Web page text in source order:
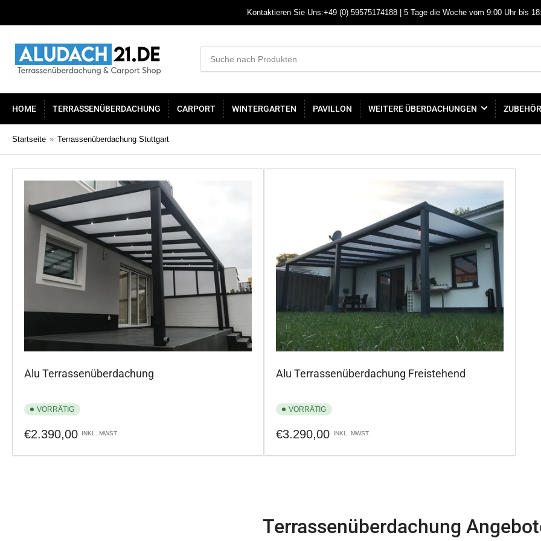
Kontaktieren Sie Uns:+49 (0) 59575174188 | 5 Tage die Woche vom 9:00 Uhr bis
nach
Produkten
HOME TERRASSENÜBERDACHUNG CARPORT WINTERGARTEN PAVILLON WEITERE ÜBERDACHUNGEN ZUBEHÖR
Startseite » Terrassenüberdachung Stuttgart
Alu Terrassenüberdachung
VORRÄTIG
Normaler
€2.390,00 INKL. MWST.
Alu Terrassenüberdachung Freistehend
VORRÄTIG
Normaler
€3.290,00 INKL. MWST.
Terrassenüberdachung